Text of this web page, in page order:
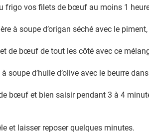
frigo vos filets de bœuf au moins 1
à soupe d’origan séché avec le
de bœuf de tout les côté avec ce
soupe d’huile d’olive avec le beurre
bœuf et bien saisir pendant 3 à 4
et laisser reposer quelques minutes.